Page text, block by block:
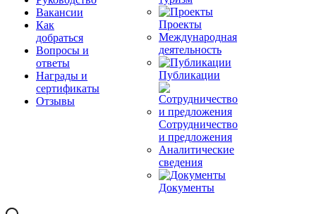
Вакансии
Как
добраться
Вопросы и
ответы
Награды и
сертификаты
Отзывы
Проекты
Международная
деятельность
Публикации
Сотрудничество
и предложения
Аналитические
сведения
Документы